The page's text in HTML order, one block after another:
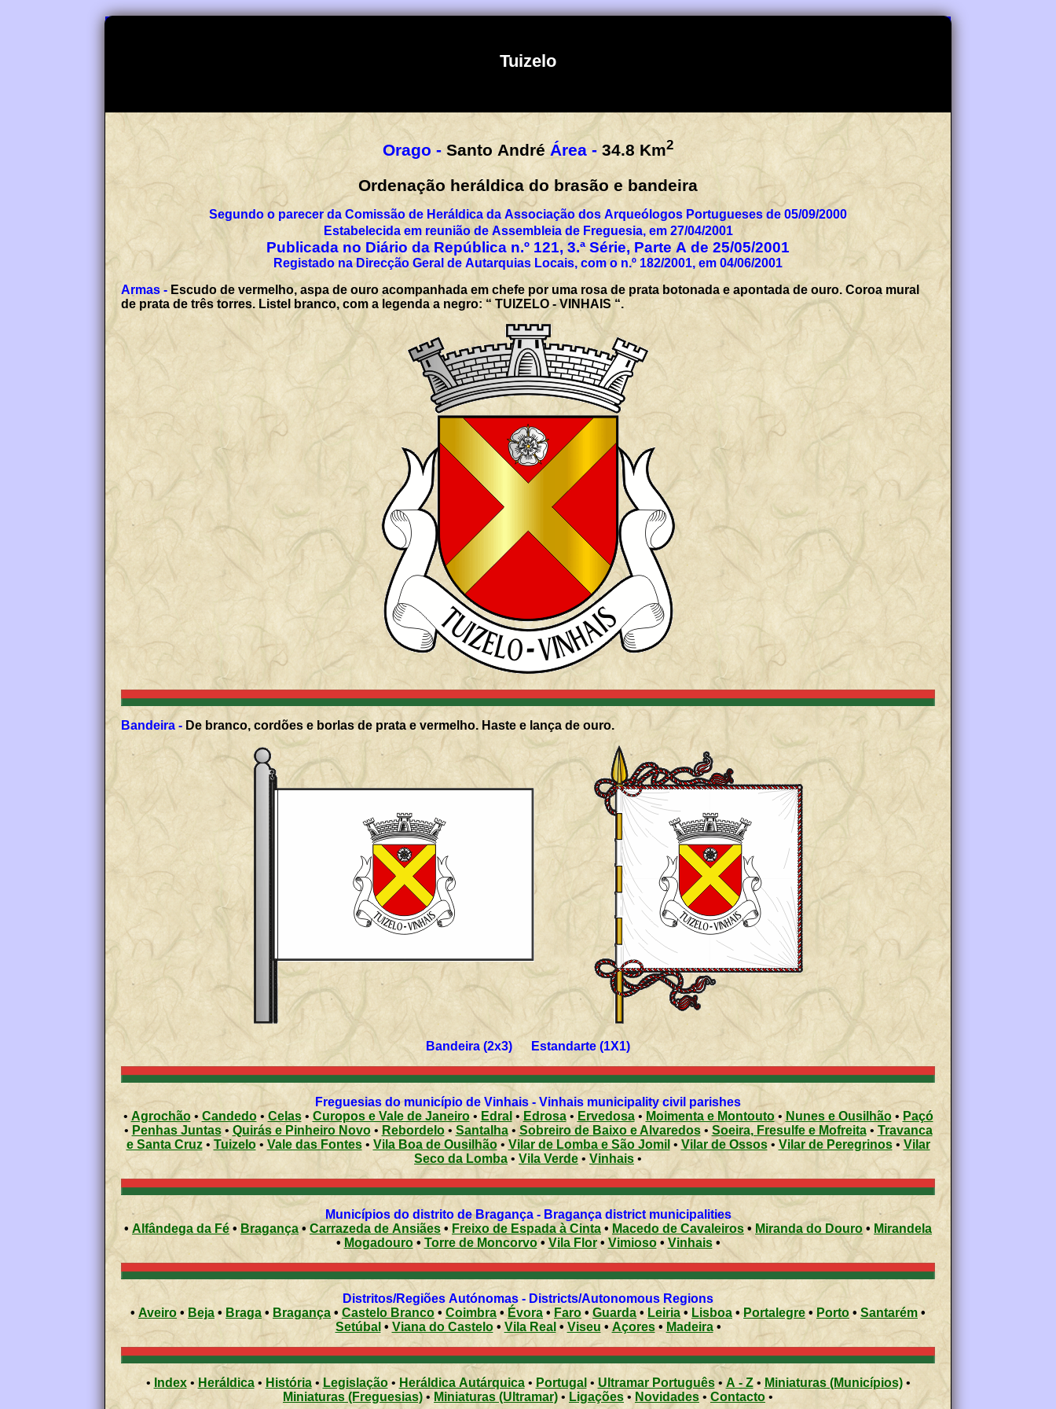
Tuizelo
Orago - Santo André Área - 34.8 Km2
Ordenação heráldica do brasão e bandeira
Segundo o parecer da Comissão de Heráldica da Associação dos Arqueólogos Portugueses de 05/09/2000
Estabelecida em reunião de Assembleia de Freguesia, em 27/04/2001
Publicada no Diário da República n.º 121, 3.ª Série, Parte A de 25/05/2001
Registado na Direcção Geral de Autarquias Locais, com o n.º 182/2001, em 04/06/2001
Armas - Escudo de vermelho, aspa de ouro acompanhada em chefe por uma rosa de prata botonada e apontada de ouro. Coroa mural
de prata de três torres. Listel branco, com a legenda a negro: “ TUIZELO - VINHAIS “.
Bandeira - De branco, cordões e borlas de prata e vermelho. Haste e lança de ouro.
Bandeira (2x3) Estandarte (1X1)
Freguesias do município de Vinhais - Vinhais municipality civil parishes
• Agrochão• Candedo• Celas• Curopos e Vale de Janeiro• Edral • Edrosa• Ervedosa• Moimenta e Montouto • Nunes e Ousilhão• Paçó
• Penhas Juntas• Quirás e Pinheiro Novo• Rebordelo• Santalha• Sobreiro de Baixo e Alvaredos• Soeira, Fresulfe e Mofreita• Travanca
e Santa Cruz• Tuizelo• Vale das Fontes• Vila Boa de Ousilhão•Vilar de Lomba e São Jomil • Vilar de Ossos• Vilar de Peregrinos•Vilar
Seco da Lomba • Vila Verde • Vinhais•
Municípios do distrito de Bragança - Bragança district municipalities
• Alfândega da Fé • Bragança•Carrazeda de Ansiães• Freixo de Espada à Cinta • Macedo de Cavaleiros• Miranda do Douro • Mirandela
•Mogadouro• Torre de Moncorvo• Vila Flor• Vimioso• Vinhais•
Distritos/Regiões Autónomas - Districts/Autonomous Regions
• Aveiro • Beja • Braga • Bragança • Castelo Branco• Coimbra •Évora • Faro • Guarda • Leiria• Lisboa •Portalegre • Porto • Santarém•
Setúbal • Viana do Castelo• Vila Real • Viseu • Açores • Madeira •
• Index•Heráldica• História • Legislação • Heráldica Autárquica• Portugal • Ultramar Português• A - Z• Miniaturas (Municípios)•
Miniaturas (Freguesias)• Miniaturas (Ultramar) • Ligações• Novidades • Contacto •